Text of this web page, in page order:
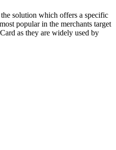
solution which offers a specific
popular in the merchants target
as they are widely used by